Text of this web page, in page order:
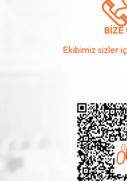
BİZE
Ekibimiz sizler